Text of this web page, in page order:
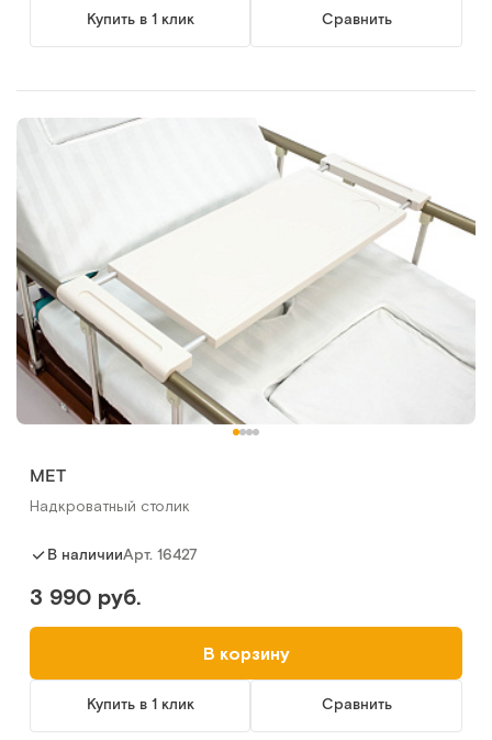
Купить в 1 клик Сравнить
МЕТ
Надкроватный столик
В наличииАрт. 16427
3 990 руб.
В корзину
Купить в 1 клик Сравнить